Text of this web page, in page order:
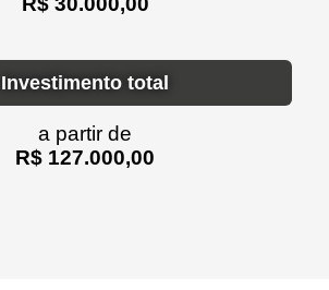
Investimento total
a partir de
R$ 127.000,00